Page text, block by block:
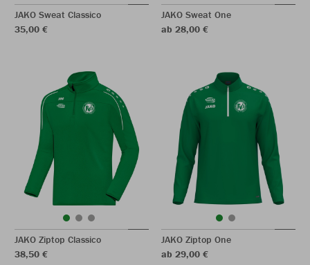
JAKO Sweat Classico
35,00 €
JAKO Sweat One
ab 28,00 €
JAKO Ziptop Classico
38,50 €
JAKO Ziptop One
ab 29,00 €